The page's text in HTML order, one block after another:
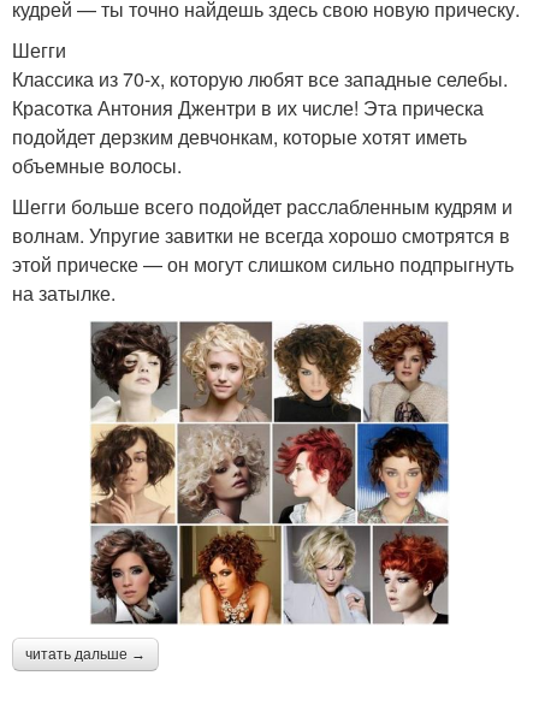
кудрей — ты точно найдешь здесь свою новую прическу.
Шегги
Классика из 70-х, которую любят все западные селебы.
Красотка Антония Джентри в их числе! Эта прическа
подойдет дерзким девчонкам, которые хотят иметь
объемные волосы.
Шегги больше всего подойдет расслабленным кудрям и
волнам. Упругие завитки не всегда хорошо смотрятся в
этой прическе — он могут слишком сильно подпрыгнуть
на затылке.
читать дальше →